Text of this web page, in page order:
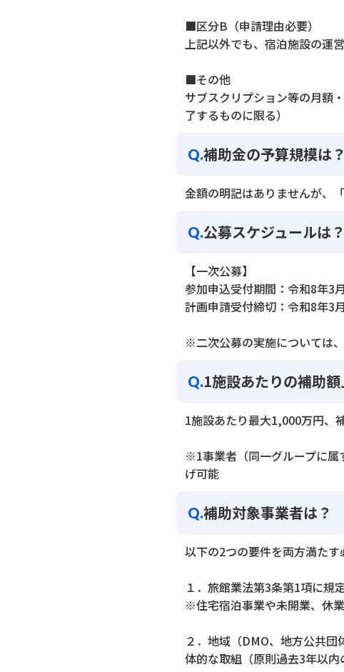
■区分B（申請理由必要）
上記以外でも、宿泊施設の運
■その他
サブスクリプション等の月額
了するものに限る）
Q.補助金の予算規模は？
金額の明記はありませんが、
Q.公募スケジュールは？
【一次公募】
参加申込受付期間：令和8年3
計画申請受付締切：令和8年3
※二次公募の実施については
Q.1施設あたりの補助
1施設あたり最大1,000万円、
※1事業者（同一グループに属
げ可能
Q.補助対象事業者は？
以下の2つの要件を両方満たす
１．旅館業法第3条第1項に規
※住宅宿泊事業や未開業、休
２．地域（DMO、地方公共
体的な取組（原則過去3年以